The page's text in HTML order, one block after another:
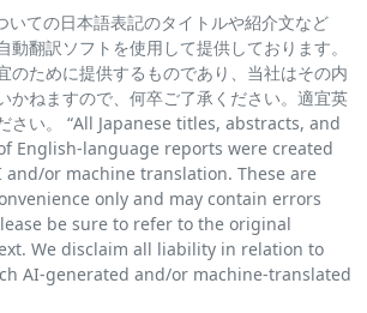
ての日本語表記のタイトルや紹介文など
動翻訳ソフトを使用して提供しております。
のために提供するものであり、当社はその内
かねますので、何卒ご了承ください。適宜英
さい。 “All Japanese titles, abstracts, and
English-language reports were created
and/or machine translation. These are
only and may contain errors
be sure to refer to the original
We disclaim all liability in relation to
AI-generated and/or machine-translated